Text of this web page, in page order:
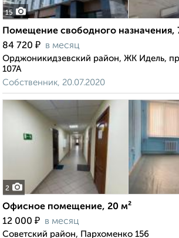
15
Помещение свободного назначения,
84 720 ₽ в месяц
Орджоникидзевский район, ЖК Идель,
107А
Собственник, 20.07.2020
2
Офисное помещение, 20 м²
12 000 ₽ в месяц
Советский район, Пархоменко 156